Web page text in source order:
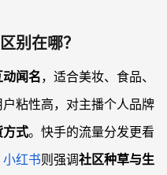
别在哪？
闻名，适合美妆、食品、
粘性高，对主播个人品牌
方式。快手的流量分发更看
小红书则强调社区种草与生